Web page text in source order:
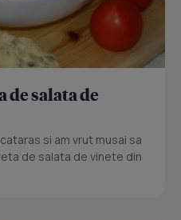
de salata de
si am vrut musai sa
de salata de vinete din